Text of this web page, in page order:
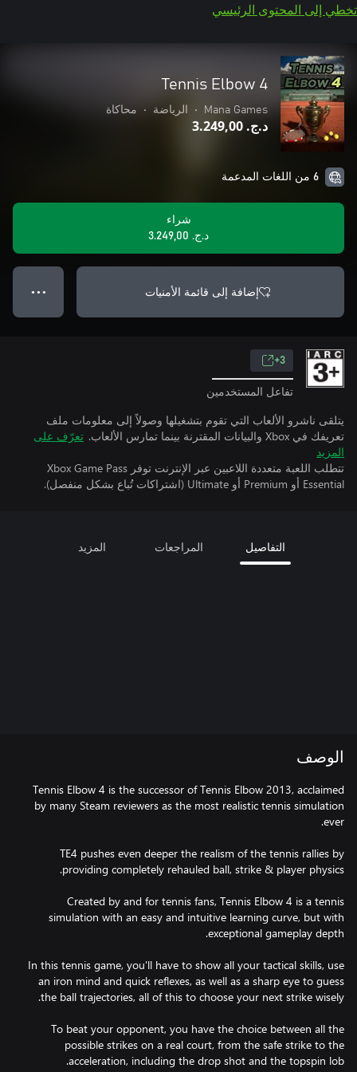
تخطي إلى المحتوى الرئيسي
Tennis Elbow 4
Mana Games
• الرياضة • محاكاة
د.ج.‏ 3.249,00
6 من اللغات المدعمة
شراء
د.ج.‏ 3.249,00
إضافة إلى قائمة الأمنيات ● ● ●
3+
تفاعل المستخدمين
يتلقى ناشرو الألعاب التي تقوم بتشغيلها وصولاً إلى معلومات ملف
تعريفك في Xbox والبيانات المقترنة بينما تمارس الألعاب.
تعرّف على
المزيد
تتطلب اللعبة متعددة اللاعبين عبر الإنترنت توفر Xbox Game Pass
Essential أو Premium أو Ultimate (اشتراكات تُباع بشكل منفصل).
التفاصيل المراجعات المزيد
الوصف
Tennis Elbow 4 is the successor of Tennis Elbow 2013, acclaimed
by many Steam reviewers as the most realistic tennis simulation
TE4 pushes even deeper the realism of the tennis rallies by
Created by and for tennis fans, Tennis Elbow 4 is a tennis
simulation with an easy and intuitive learning curve, but with
In this tennis game, you'll have to show all your tactical skills, use
an iron mind and quick reflexes, as well as a sharp eye to guess
To beat your opponent, you have the choice between all the
possible strikes on a real court, from the safe strike to the